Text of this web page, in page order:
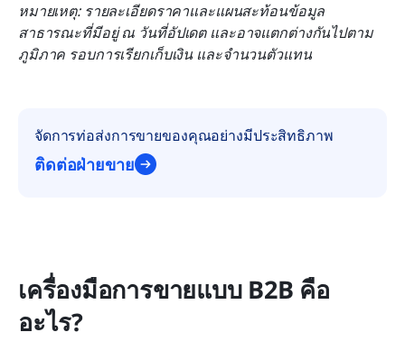
หมายเหตุ: รายละเอียดราคาและแผนสะท้อนข้อมูล
สาธารณะที่มีอยู่ ณ วันที่อัปเดต และอาจแตกต่างกันไปตาม
ภูมิภาค รอบการเรียกเก็บเงิน และจำนวนตัวแทน
จัดการท่อส่งการขายของคุณอย่างมีประสิทธิภาพ
ติดต่อฝ่ายขาย
เครื่องมือการขายแบบ B2B คือ
อะไร?